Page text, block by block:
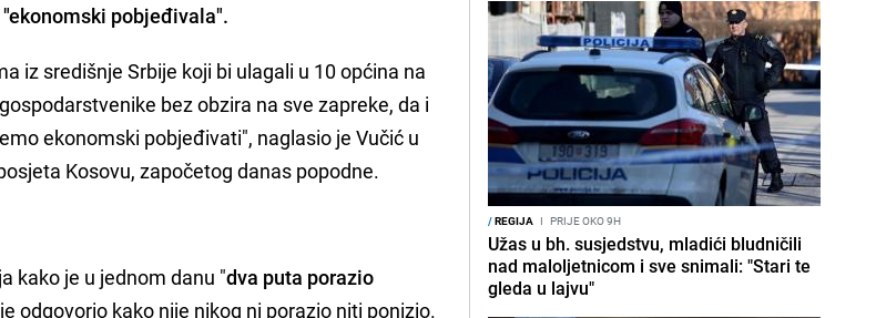
pobjeđivala".
iz središnje Srbije koji bi ulagali u 10 općina na
bez obzira na sve zapreke, da i
ekonomski pobjeđivati", naglasio je Vučić u
Kosovu, započetog danas popodne.
kako je u jednom danu "dva puta porazio
odgovorio kako nije nikog ni porazio niti ponizio.
/REGIJA I PRIJE OKO 9H
Užas u bh. susjedstvu, mladići bludničili
nad maloljetnicom i sve snimali: "Stari te
gleda u lajvu"